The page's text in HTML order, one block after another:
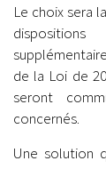
Le choix sera
de la Loi de
seront
concernés.
Une solution